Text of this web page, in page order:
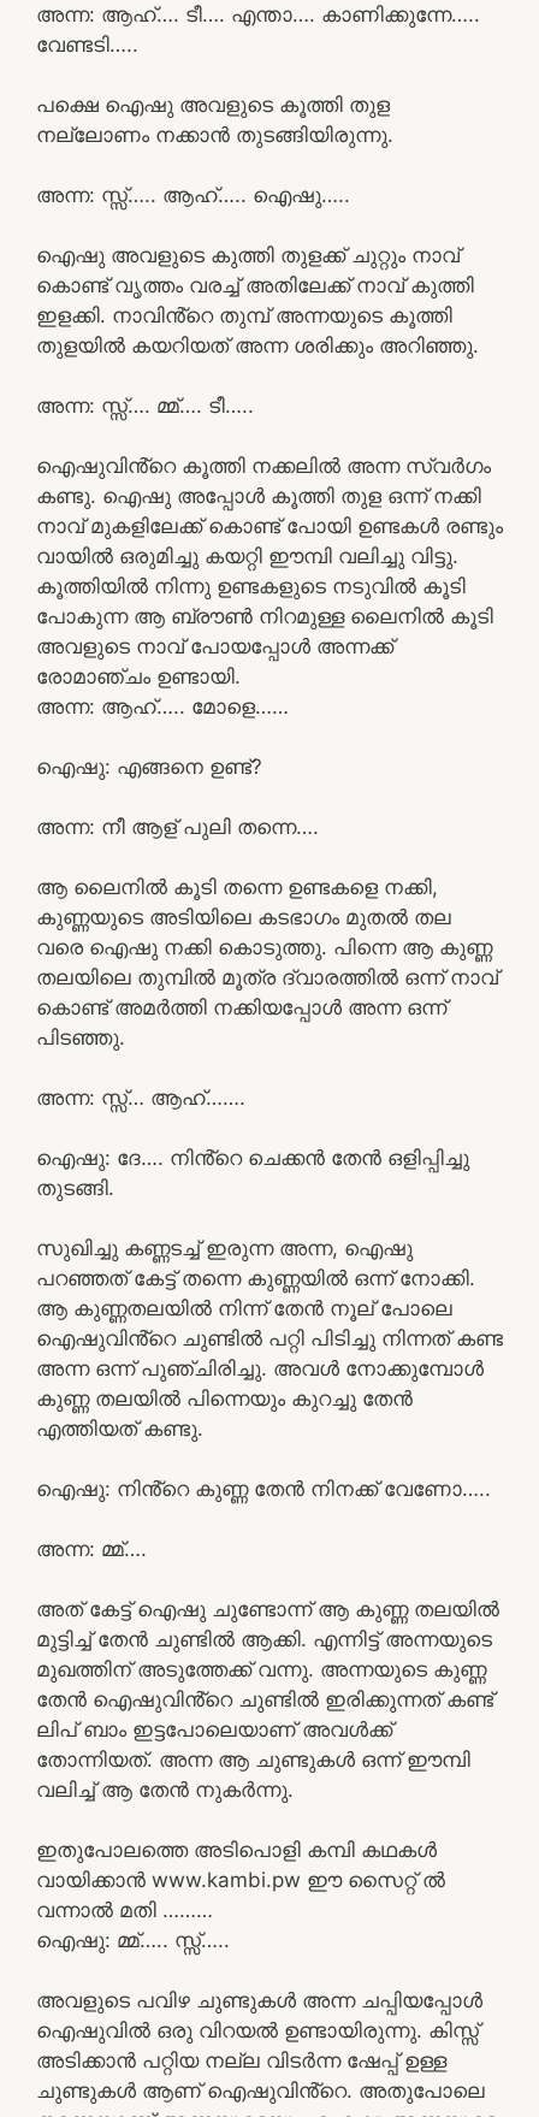
അന്ന: ആഹ്…. ടീ…. എന്താ…. കാണിക്കുന്നേ…..
വേണ്ടടി…..
പക്ഷെ ഐഷു അവളുടെ കൂത്തി തുള
നല്ലോണം നക്കാൻ തുടങ്ങിയിരുന്നു.
അന്ന: സ്സ്‌….. ആഹ്….. ഐഷു…..
ഐഷു അവളുടെ കുത്തി തുളക്ക് ചുറ്റും നാവ്
കൊണ്ട് വൃത്തം വരച്ച് അതിലേക്ക് നാവ് കുത്തി
ഇളക്കി. നാവിൻ്റെ തുമ്പ് അന്നയുടെ കൂത്തി
തുളയിൽ കയറിയത് അന്ന ശരിക്കും അറിഞ്ഞു.
അന്ന: സ്സ്‌…. മ്മ്…. ടീ…..
ഐഷുവിൻ്റെ കൂത്തി നക്കലിൽ അന്ന സ്വർഗം
കണ്ടു. ഐഷു അപ്പോൾ കൂത്തി തുള ഒന്ന് നക്കി
നാവ് മുകളിലേക്ക് കൊണ്ട് പോയി ഉണ്ടകൾ രണ്ടും
വായിൽ ഒരുമിച്ചു കയറ്റി ഈമ്പി വലിച്ചു വിട്ടു.
കൂത്തിയിൽ നിന്നു ഉണ്ടകളുടെ നടുവിൽ കൂടി
പോകുന്ന ആ ബ്രൗൺ നിറമുള്ള ലൈനിൽ കൂടി
അവളുടെ നാവ് പോയപ്പോൾ അന്നക്ക്
രോമാഞ്ചം ഉണ്ടായി.
അന്ന: ആഹ്….. മോളെ……
ഐഷു: എങ്ങനെ ഉണ്ട്?
അന്ന: നീ ആള് പുലി തന്നെ….
ആ ലൈനിൽ കൂടി തന്നെ ഉണ്ടകളെ നക്കി,
കുണ്ണയുടെ അടിയിലെ കടഭാഗം മുതൽ തല
വരെ ഐഷു നക്കി കൊടുത്തു. പിന്നെ ആ കുണ്ണ
തലയിലെ തുമ്പിൽ മൂത്ര ദ്വാരത്തിൽ ഒന്ന് നാവ്
കൊണ്ട് അമർത്തി നക്കിയപ്പോൾ അന്ന ഒന്ന്
പിടഞ്ഞു.
അന്ന: സ്സ്‌… ആഹ്…….
ഐഷു: ദേ…. നിൻ്റെ ചെക്കൻ തേൻ ഒളിപ്പിച്ചു
തുടങ്ങി.
സുഖിച്ചു കണ്ണടച്ച് ഇരുന്ന അന്ന, ഐഷു
പറഞ്ഞത് കേട്ട് തന്നെ കുണ്ണയിൽ ഒന്ന് നോക്കി.
ആ കുണ്ണതലയിൽ നിന്ന് തേൻ നൂല് പോലെ
ഐഷുവിൻ്റെ ചുണ്ടിൽ പറ്റി പിടിച്ചു നിന്നത് കണ്ട
അന്ന ഒന്ന് പുഞ്ചിരിച്ചു. അവൾ നോക്കുമ്പോൾ
കുണ്ണ തലയിൽ പിന്നെയും കുറച്ചു തേൻ
എത്തിയത് കണ്ടു.
ഐഷു: നിൻ്റെ കുണ്ണ തേൻ നിനക്ക് വേണോ…..
അന്ന: മ്മ്….
അത് കേട്ട് ഐഷു ചുണ്ടോന്ന് ആ കുണ്ണ തലയിൽ
മുട്ടിച്ച് തേൻ ചുണ്ടിൽ ആക്കി. എന്നിട്ട് അന്നയുടെ
മുഖത്തിന് അടുത്തേക്ക് വന്നു. അന്നയുടെ കുണ്ണ
തേൻ ഐഷുവിൻ്റെ ചുണ്ടിൽ ഇരിക്കുന്നത് കണ്ട്
ലിപ് ബാം ഇട്ടപോലെയാണ് അവൾക്ക്
തോന്നിയത്. അന്ന ആ ചുണ്ടുകൾ ഒന്ന് ഈമ്പി
വലിച്ച് ആ തേൻ നുകർന്നു.
ഇതുപോലത്തെ അടിപൊളി കമ്പി കഥകൾ
വായിക്കാൻ www.kambi.pw ഈ സൈറ്റ് ൽ
വന്നാൽ മതി ………
ഐഷു: മ്മ്….. സ്സ്‌…..
അവളുടെ പവിഴ ചുണ്ടുകൾ അന്ന ചപ്പിയപ്പോൾ
ഐഷുവിൽ ഒരു വിറയൽ ഉണ്ടായിരുന്നു. കിസ്സ്
അടിക്കാൻ പറ്റിയ നല്ല വിടർന്ന ഷേപ്പ് ഉള്ള
ചുണ്ടുകൾ ആണ് ഐഷുവിൻ്റെ. അതുപോലെ